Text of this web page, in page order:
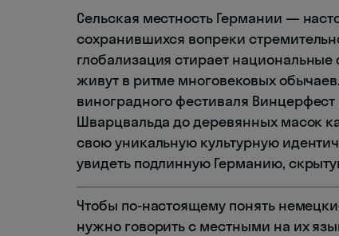
Сельская местность Германии —
сохранившихся вопреки
глобализация стирает
живут в ритме многовековых
виноградного фестиваля
Шварцвальда до деревянных масок
свою уникальную культурную
увидеть подлинную Германию,
Чтобы по-настоящему понять
нужно говорить с местными на их